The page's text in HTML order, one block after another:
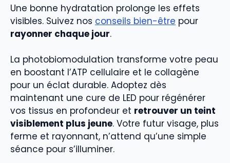
Une bonne hydratation prolonge les effets
visibles. Suivez nos conseils bien-être pour
rayonner chaque jour.
La photobiomodulation transforme votre peau
en boostant l’ATP cellulaire et le collagène
pour un éclat durable. Adoptez dès
maintenant une cure de LED pour régénérer
vos tissus en profondeur et retrouver un teint
visiblement plus jeune. Votre futur visage, plus
ferme et rayonnant, n’attend qu’une simple
séance pour s’illuminer.